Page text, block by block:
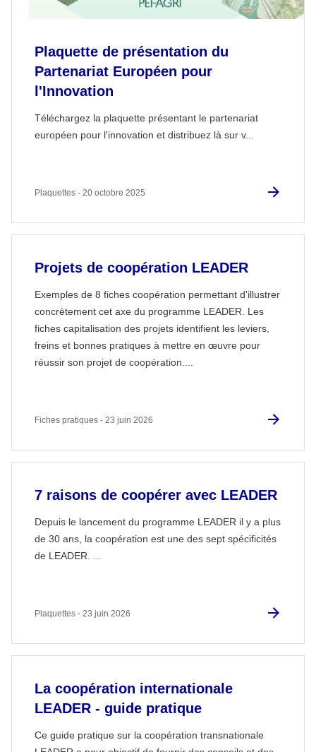
Plaquette de présentation du
Partenariat Européen pour
l'Innovation
Téléchargez la plaquette présentant le partenariat
européen pour l'innovation et distribuez là sur v...
Plaquettes - 20 octobre 2025
Projets de coopération LEADER
Exemples de 8 fiches coopération permettant d'illustrer
concrètement cet axe du programme LEADER. Les
fiches capitalisation des projets identifient les leviers,
freins et bonnes pratiques à mettre en œuvre pour
réussir son projet de coopération....
Fiches pratiques - 23 juin 2026
7 raisons de coopérer avec LEADER
Depuis le lancement du programme LEADER il y a plus
de 30 ans, la coopération est une des sept spécificités
de LEADER. ...
Plaquettes - 23 juin 2026
La coopération internationale
LEADER - guide pratique
Ce guide pratique sur la coopération transnationale